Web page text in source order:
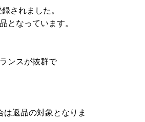
されました。
となっています。
ンスが抜群で
返品の対象となりま